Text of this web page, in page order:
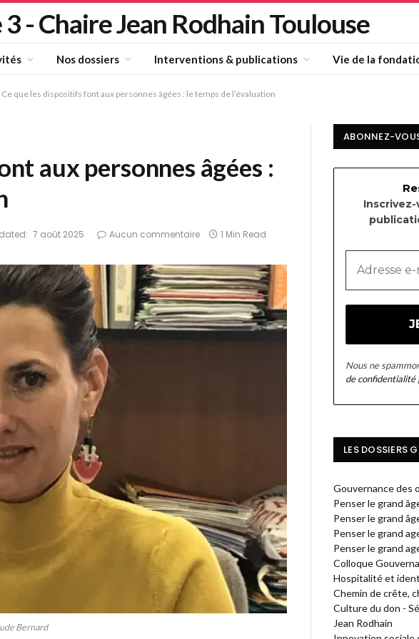
- Chaire Jean Rodhain Toulouse
Nos dossiers Interventions & publications Vie de la
Ce que les dispositifs font aux personnes âgées : le temps de l’évaluation
aux personnes âgées :
7 août 2025 Aucun commentaire 1 Min Read
Bernard
ABONNEZ-
Nous ne
de confidentialité
LES DOSSIERS
Gouvernance des
Penser le grand
Penser le grand
Penser le grand
Penser le grand
Colloque
Hospitalité et
Chemin de crête,
Culture du don -
Jean Rodhain